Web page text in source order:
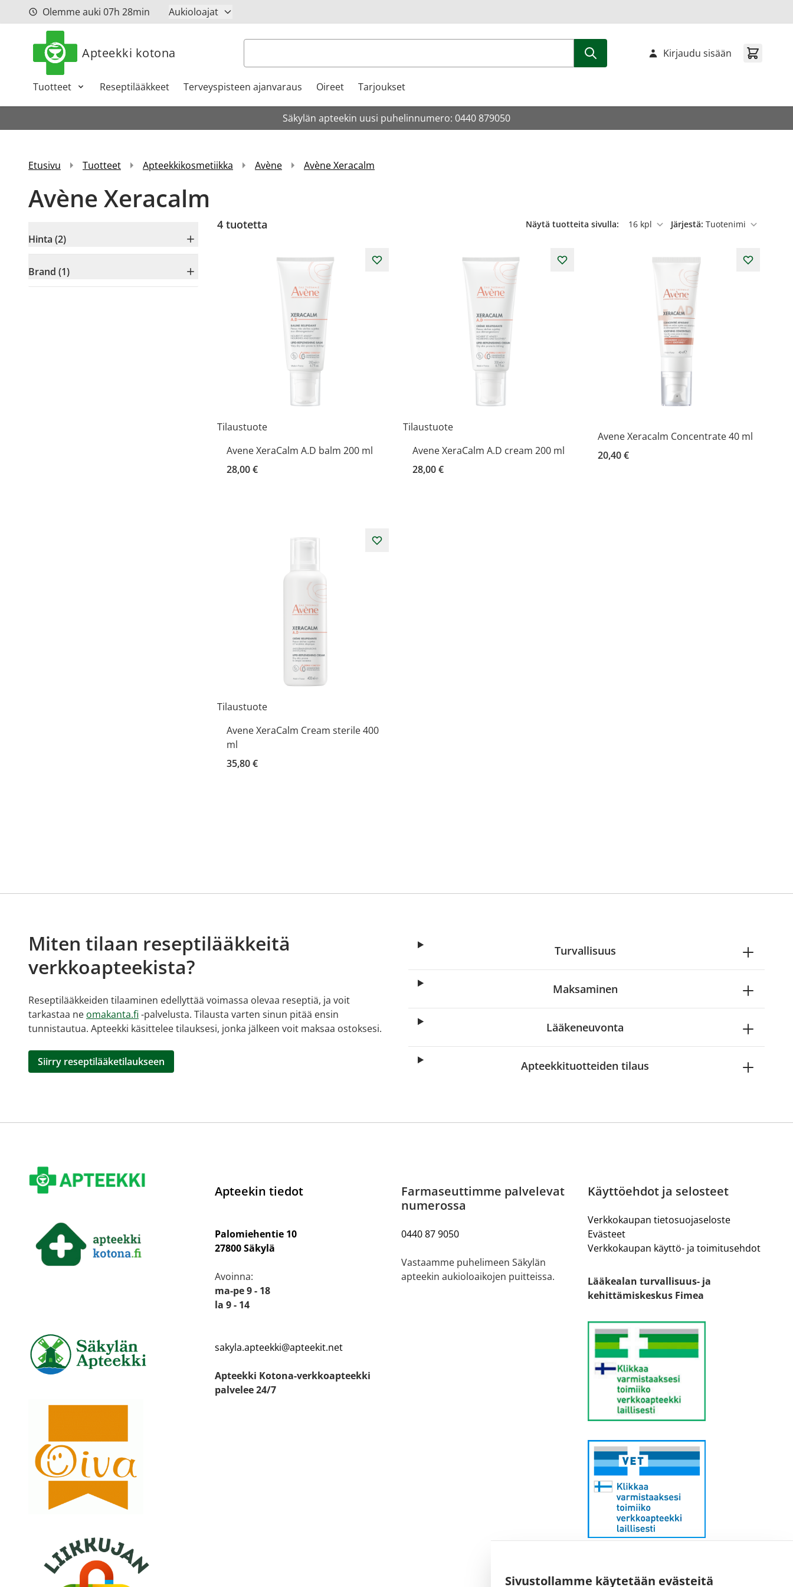
Sivustollamme käytetään evästeitä
Siirry sisältöönOlemme auki 07h 28min Aukioloajat
Apteekki kotona Haku
Tuotteet Reseptilääkkeet Terveyspisteen ajanvaraus Oireet Tarjoukset
Kirjaudu sisään
Säkylän apteekin uusi puhelinnumero: 0440 879050
Etusivu Tuotteet Apteekkikosmetiikka Avène Avène Xeracalm
Avène Xeracalm
Hinta (2)
Brand (1)
4 tuotetta Näytä tuotteita sivulla:
per sivu
Järjestä:
Tilaustuote
Avene XeraCalm A.D balm 200 ml
28,00 €
Tilaustuote
Avene XeraCalm A.D cream 200 ml
28,00 €
Avene Xeracalm Concentrate 40 ml
20,40 €
Tilaustuote
Avene XeraCalm Cream sterile 400
ml
35,80 €
Miten tilaan reseptilääkkeitä
verkkoapteekista?
Reseptilääkkeiden tilaaminen edellyttää voimassa olevaa reseptiä, ja voit
tarkastaa ne omakanta.fi -palvelusta. Tilausta varten sinun pitää ensin
tunnistautua. Apteekki käsittelee tilauksesi, jonka jälkeen voit maksaa ostoksesi.
Siirry reseptilääketilaukseen
Turvallisuus
Maksaminen
Lääkeneuvonta
Apteekkituotteiden tilaus
Apteekin tiedot
Palomiehentie 10
27800 Säkylä
Avoinna:
ma-pe 9 - 18
la 9 - 14
sakyla.apteekki@apteekit.net
Apteekki Kotona-verkkoapteekki
palvelee 24/7
Farmaseuttimme palvelevat
numerossa
0440 87 9050
Vastaamme puhelimeen Säkylän
apteekin aukioloaikojen puitteissa.
Käyttöehdot ja selosteet
Verkkokaupan tietosuojaseloste
Evästeet
Verkkokaupan käyttö- ja toimitusehdot
Lääkealan turvallisuus- ja
kehittämiskeskus Fimea
Sähköpostiosoite: